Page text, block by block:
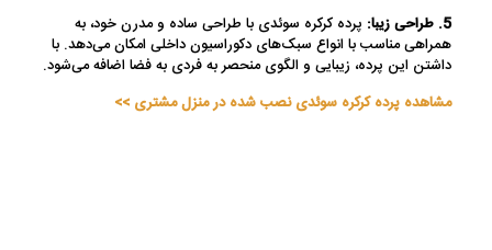
5. طراحی زیبا:
پرده کرکره سوئدی با طراحی ساده و مدرن خود، به
همراهی مناسب با انواع سبک‌های دکوراسیون داخلی امکان می‌دهد. با
داشتن این پرده، زیبایی و الگوی منحصر به فردی به فضا اضافه می‌شود.
مشاهده پرده کرکره سوئدی نصب شده در منزل مشتری >>